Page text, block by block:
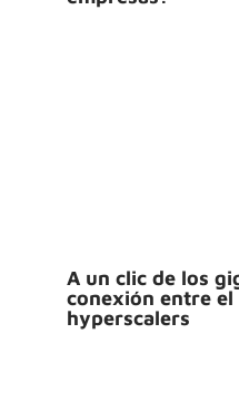
A un clic de los
conexión entre el
hyperscalers